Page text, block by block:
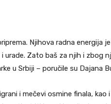
Njihova radna energija
urade. Zato baš za njih i zbog
u Srbiji – poručile su Dajana
i mečevi osmine finala, kao